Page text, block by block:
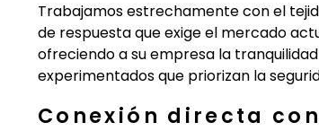
Trabajamos estrechamente con el
de respuesta que exige el mercado
ofreciendo a su empresa la
experimentados que priorizan la
Conexión directa